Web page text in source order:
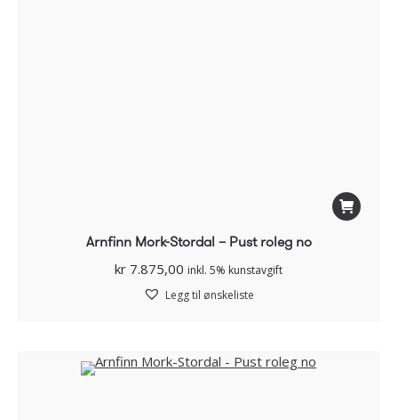
Arnfinn Mork-Stordal – Pust roleg no
kr 7.875,00 inkl. 5% kunstavgift
Legg til ønskeliste